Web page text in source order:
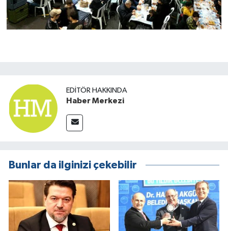
EDITÖR HAKKINDA
Haber Merkezi
Bunlar da ilginizi çekebilir